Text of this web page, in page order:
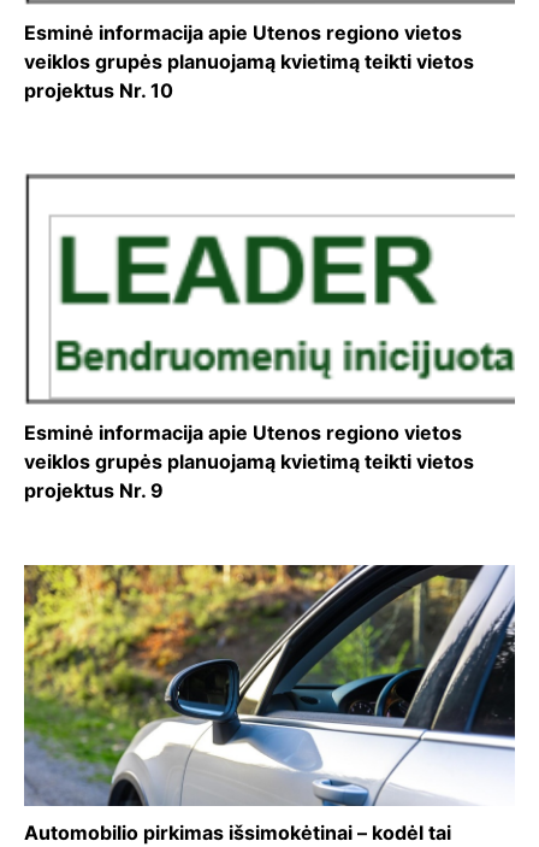
Esminė informacija apie Utenos regiono vietos
veiklos grupės planuojamą kvietimą teikti vietos
projektus Nr. 10
Esminė informacija apie Utenos regiono vietos
veiklos grupės planuojamą kvietimą teikti vietos
projektus Nr. 9
Automobilio pirkimas išsimokėtinai – kodėl tai